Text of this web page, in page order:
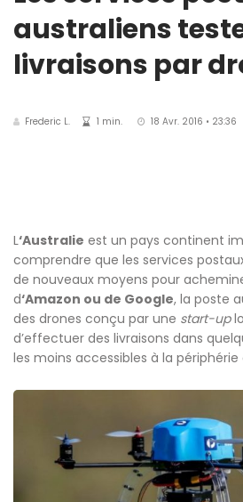
australiens
livraisons par
Frederic L. 1 min. 18 Avr. 2016 • 23:36
L‘Australie est un pays continent
comprendre que les services
de nouveaux moyens pour
d‘Amazon ou de Google, la poste
des drones conçu par une start-up
d’effectuer des livraisons dans
les moins accessibles à la périphérie